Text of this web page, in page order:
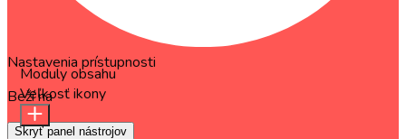
Nastavenia prístupnosti
Beží naOneTap
Skryť panel nástrojov
Moduly obsahu
Veľkosť ikony